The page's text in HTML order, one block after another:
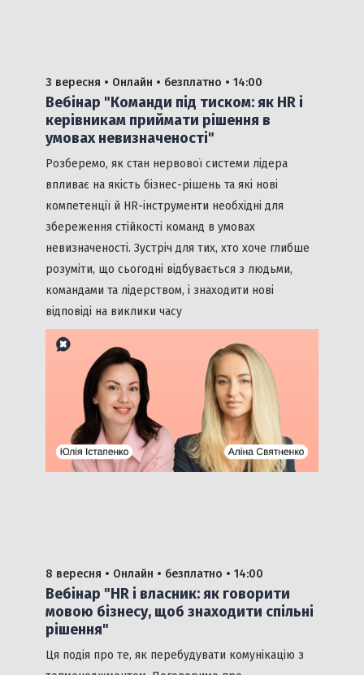
3 вересня • Онлайн • безплатно • 14:00
Вебінар "Команди під тиском: як HR і
керівникам приймати рішення в
умовах невизначеності"
Розберемо, як стан нервової системи лідера
впливає на якість бізнес-рішень та які нові
компетенції й HR-інструменти необхідні для
збереження стійкості команд в умовах
невизначеності. Зустріч для тих, хто хоче глибше
розуміти, що сьогодні відбувається з людьми,
командами та лідерством, і знаходити нові
відповіді на виклики часу
8 вересня • Онлайн • безплатно • 14:00
Вебінар "HR і власник: як говорити
мовою бізнесу, щоб знаходити спільні
рішення"
Ця подія про те, як перебудувати комунікацію з